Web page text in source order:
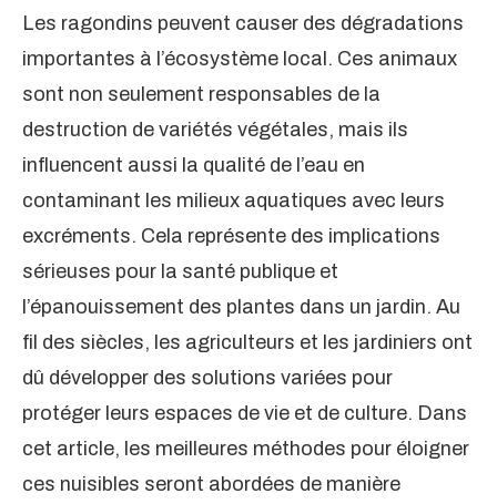
Les ragondins peuvent causer des dégradations
importantes à l’écosystème local. Ces animaux
sont non seulement responsables de la
destruction de variétés végétales, mais ils
influencent aussi la qualité de l’eau en
contaminant les milieux aquatiques avec leurs
excréments. Cela représente des implications
sérieuses pour la santé publique et
l’épanouissement des plantes dans un jardin. Au
fil des siècles, les agriculteurs et les jardiniers ont
dû développer des solutions variées pour
protéger leurs espaces de vie et de culture. Dans
cet article, les meilleures méthodes pour éloigner
ces nuisibles seront abordées de manière